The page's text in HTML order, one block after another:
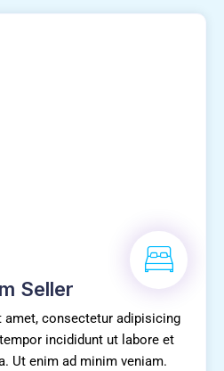
Seller
consectetur adipisicing
incididunt ut labore et
Ut enim ad minim veniam.